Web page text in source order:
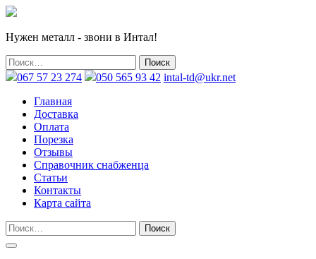
Нужен металл - звони в Интал!
067 57 23 274 050 565 93 42 intal-td@ukr.net
Главная
Доставка
Оплата
Порезка
Отзывы
Справочник снабженца
Статьи
Контакты
Карта сайта